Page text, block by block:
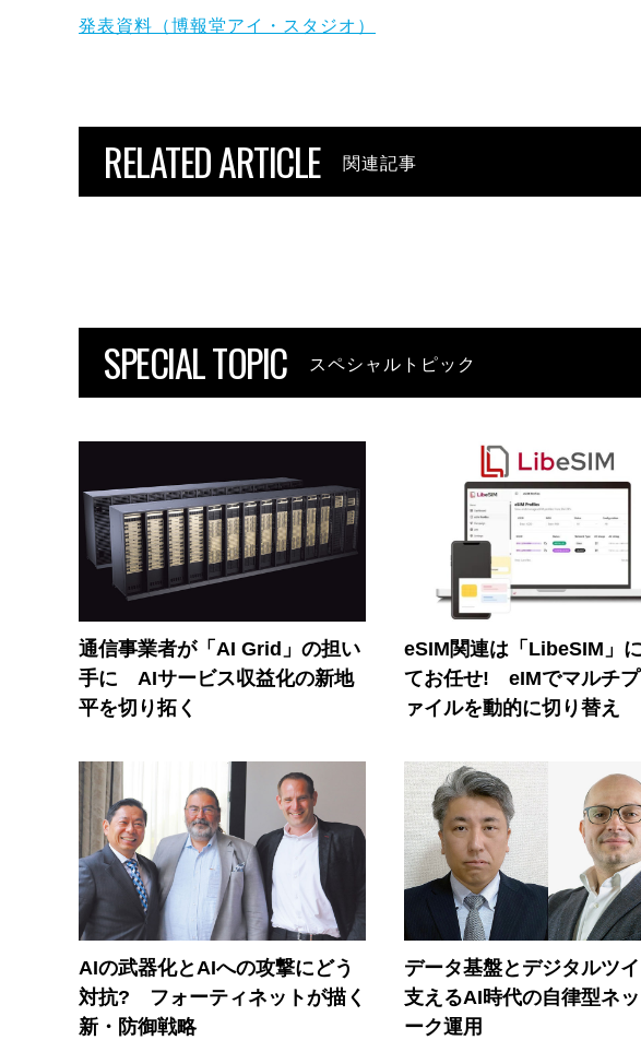
発表資料（博報堂アイ・スタジオ）
RELATED ARTICLE 関連記事
SPECIAL TOPIC スペシャルトピック
通信事業者が「AI Grid」の担い
手に AIサービス収益化の新地
平を切り拓く
eSIM関連は「LibeSIM」
てお任せ! eIMでマルチ
ァイルを動的に切り替え
AIの武器化とAIへの攻撃にどう
対抗? フォーティネットが描く
新・防御戦略
データ基盤とデジタルツ
支えるAI時代の自律型ネ
ーク運用